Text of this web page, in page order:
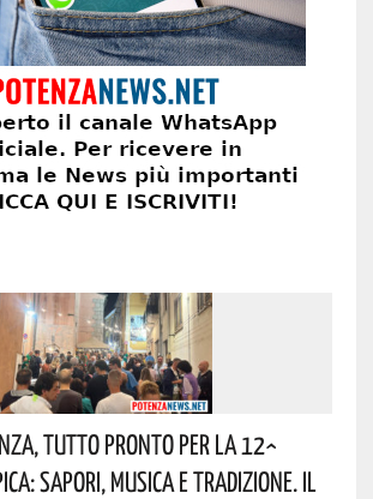
Tutto Pronto Per La 12^
Sapori, Musica E Tradizione. Il